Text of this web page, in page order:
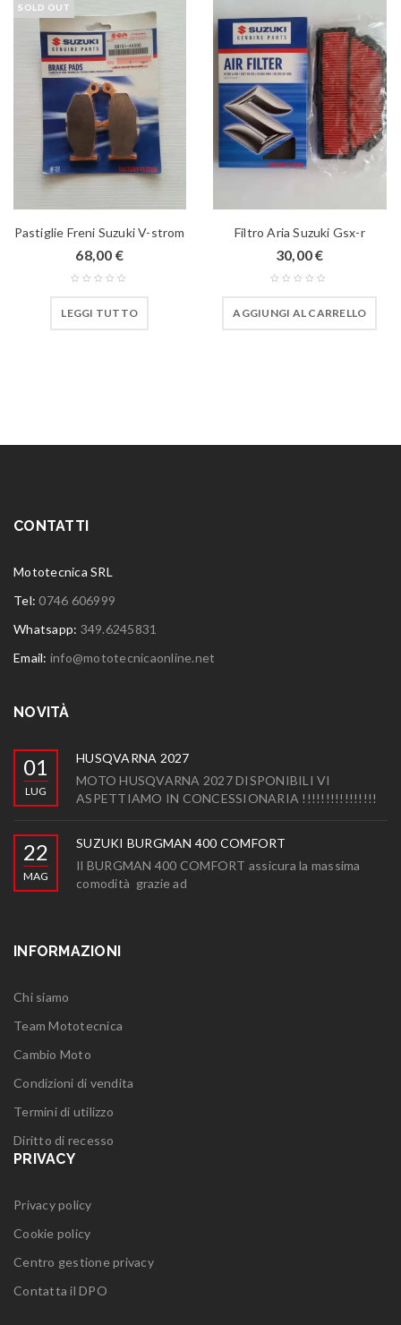
SOLD OUT
Pastiglie Freni Suzuki V-strom
68,00 €
LEGGI TUTTO
Filtro Aria Suzuki Gsx-r
30,00€
AGGIUNGI AL CARRELLO
CONTATTI
Mototecnica SRL
Tel:0746 606999
Whatsapp: 349.6245831
Email: info@mototecnicaonline.net
NOVITÀ
01
LUG
HUSQVARNA 2027
MOTO HUSQVARNA 2027 DISPONIBILI VI
ASPETTIAMO IN CONCESSIONARIA !!!!!!!!!!!!!!!!
22
MAG
SUZUKI BURGMAN 400 COMFORT
Il BURGMAN 400 COMFORT assicura la massima
comodità grazie ad
INFORMAZIONI
Chi siamo
Team Mototecnica
Cambio Moto
Condizioni di vendita
Termini di utilizzo
Diritto di recesso
PRIVACY
Privacy policy
Cookie policy
Centro gestione privacy
Contatta il DPO